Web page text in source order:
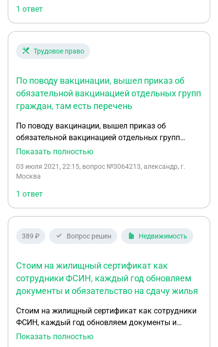
1 ответ
Трудовое право
По поводу вакцинации, вышел приказ об
обязательной вакцинацией отдельных групп
граждан, там есть перечень
По поводу вакцинации, вышел приказ об
обязательной вакцинацией отдельных групп
граждан, там есть перечень этих этих категорий
попадают ли сотрудники ФСИН в эти группы?
Показать полностью
03 июля 2021, 22:15, вопрос №3064213, александр, г.
Москва
1 ответ
389 ₽ Вопрос решен Недвижимость
Стоим на жилищный сертификат как
сотрудники ФСИН, каждый год обновляем
документы и обязательство на сдачу жилья
Стоим на жилищный сертификат как сотрудники
ФСИН, каждый год обновляем документы и
обязательство на сдачу жилья. Стоим с 2011
Показать полностью